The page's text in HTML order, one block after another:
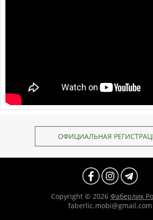
ОФИЦИАЛЬНАЯ
Copyright © 2026 Фаберлик
faberlic.mobi@gmail.com